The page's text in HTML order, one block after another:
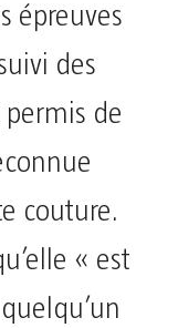
épreuves
des
de
couture.
« est